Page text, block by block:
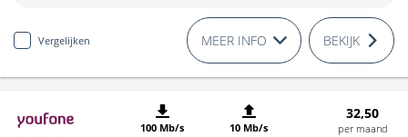
Vergelijken MEER INFO BEKIJK
100 Mb/s
10 Mb/s
32,50
per maand